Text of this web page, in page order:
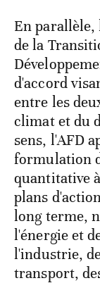
En parallèle,
de la
d'accord
entre les
climat et du
sens, l'AFD
formulation
quantitative
plans
long terme,
l'énergie et
l'industrie,
transport,